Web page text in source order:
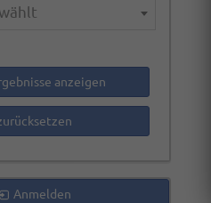
anzeigen
Anmelden